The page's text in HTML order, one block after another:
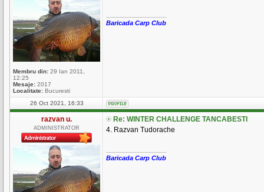
Membru din: 29 Ian 2011,
12:25
Mesaje: 2017
Localitate: Bucuresti
Baricada Carp Club
26 Oct 2021, 16:33
razvan u.
ADMINISTRATOR
Re: WINTER CHALLENGE TANCABESTI
4. Razvan Tudorache
Baricada Carp Club